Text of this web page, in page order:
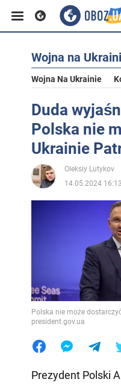
Wojna na
Wojna Na Ukrainie
Duda
Polska nie
Ukrainie
Oleksiy Lutykov
14.05.2024 16:13
Polska nie może
president.gov.ua
Prezydent Polski